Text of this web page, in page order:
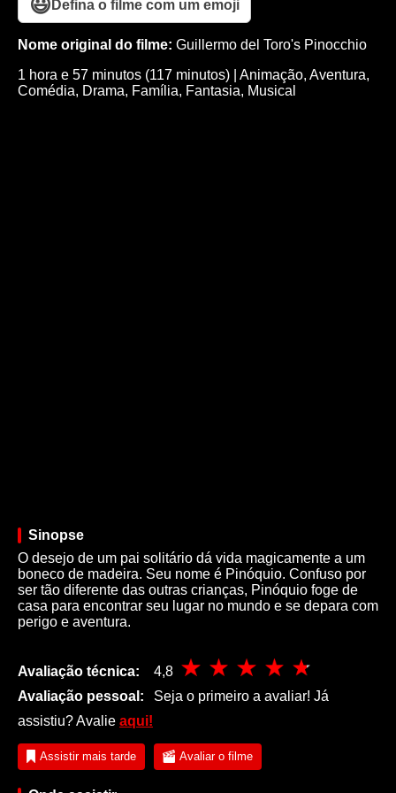
Defina o filme com um emoji
Nome original do filme: Guillermo del Toro's Pinocchio
1 hora e 57 minutos (117 minutos)
Animação, Aventura,
Comédia, Drama, Família, Fantasia, Musical
Sinopse
O desejo de um pai solitário dá vida magicamente a um
boneco de madeira. Seu nome é Pinóquio. Confuso por
ser tão diferente das outras crianças, Pinóquio foge de
casa para encontrar seu lugar no mundo e se depara com
perigo e aventura.
Avaliação técnica:
4,8
Avaliação pessoal:
Seja o primeiro a avaliar! Já
assistiu? Avalie aqui!
Assistir mais tarde Avaliar o filme